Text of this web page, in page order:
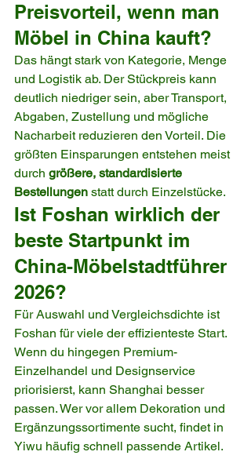
Preisvorteil, wenn man
Möbel in China kauft?
Das hängt stark von Kategorie, Menge
und Logistik ab. Der Stückpreis kann
deutlich niedriger sein, aber Transport,
Abgaben, Zustellung und mögliche
Nacharbeit reduzieren den Vorteil. Die
größten Einsparungen entstehen meist
durch größere, standardisierte
Bestellungen statt durch Einzelstücke.
Ist Foshan wirklich der
beste Startpunkt im
China-Möbelstadtführer
2026?
Für Auswahl und Vergleichsdichte ist
Foshan für viele der effizienteste Start.
Wenn du hingegen Premium-
Einzelhandel und Designservice
priorisierst, kann Shanghai besser
passen. Wer vor allem Dekoration und
Ergänzungssortimente sucht, findet in
Yiwu häufig schnell passende Artikel.